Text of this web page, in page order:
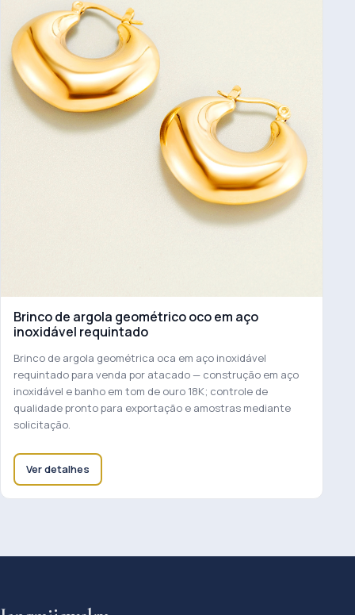
Brinco de argola geométrico oco em aço
inoxidável requintado
Brinco de argola geométrica oca em aço inoxidável
requintado para venda por atacado — construção em aço
inoxidável e banho em tom de ouro 18K; controle de
qualidade pronto para exportação e amostras mediante
solicitação.
Ver detalhes